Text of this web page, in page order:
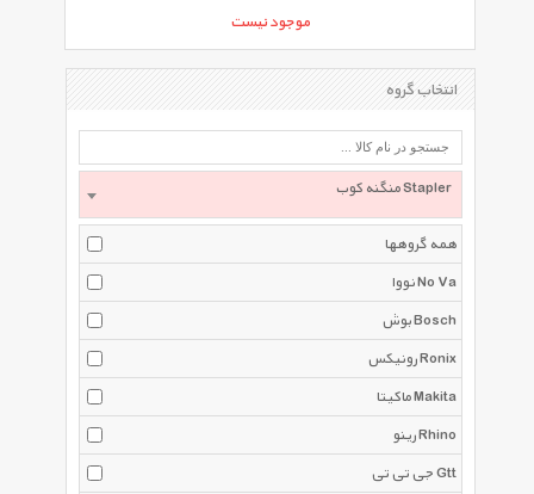
موجود نیست
انتخاب گروه
منگنه کوب Stapler
همه گروهها
نووا No Va
بوش Bosch
رونیکس Ronix
ماکیتا Makita
رینو Rhino
جی تی تی Gtt